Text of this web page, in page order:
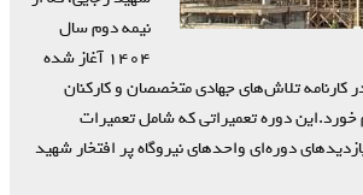
نیمه دوم سال
۱۴۰۴ آغاز شده
کارنامه تلاش‌های جهادی متخصصان و کارکنان
دوره تعمیراتی که شامل تعمیرات
دوره‌ای واحدهای نیروگاه پر افتخار شهید